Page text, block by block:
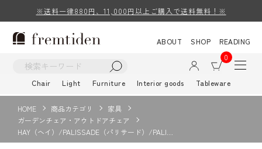
※送料一律880円、11,000円以上ご購入で送料無料！※
ABOUT SHOP
READING
0
Chair Light Furniture Interior goods Tableware
HOME 商品カテゴリ
家具
ガーデンチェア・アウトドアチェア
HAY（ヘイ）/PALISSADE（パリサード）/PALI…